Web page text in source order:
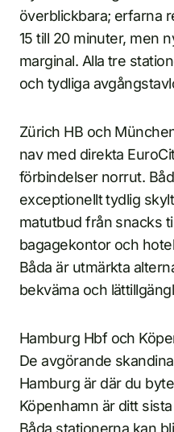
överblickbara; erfarna
15 till 20 minuter, men
marginal. Alla tre
och tydliga
Zürich HB och
nav med direkta
förbindelser norrut.
exceptionellt tydlig
matutbud från snacks
bagagekontor och
Båda är utmärkta
bekväma och
Hamburg Hbf och
De avgörande
Hamburg är där du
Köpenhamn är ditt
Båda stationerna kan